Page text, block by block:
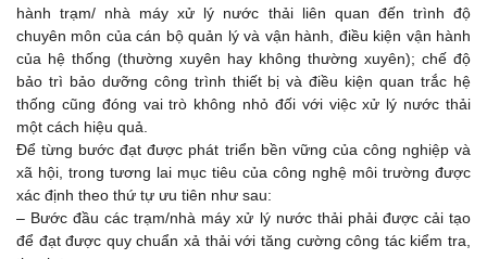
hành trạm/ nhà máy xử lý nước thải liên quan đến trình độ
chuyên môn của cán bộ quản lý và vận hành, điều kiện vận hành
của hệ thống (thường xuyên hay không thường xuyên); chế độ
bảo trì bảo dưỡng công trình thiết bị và điều kiện quan trắc hệ
thống cũng đóng vai trò không nhỏ đối với việc xử lý nước thải
một cách hiệu quả.
Để từng bước đạt được phát triển bền vững của công nghiệp và
xã hội, trong tương lai mục tiêu của công nghệ môi trường được
xác định theo thứ tự ưu tiên như sau:
– Bước đầu các trạm/nhà máy xử lý nước thải phải được cải tạo
để đạt được quy chuẩn xả thải với tăng cường công tác kiểm tra,